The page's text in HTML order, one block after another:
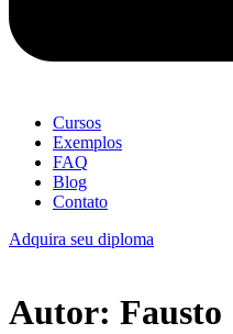
Cursos
Exemplos
FAQ
Blog
Contato
Adquira seu diploma
Autor: Fausto